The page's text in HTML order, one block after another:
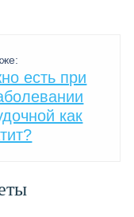
есть при
как